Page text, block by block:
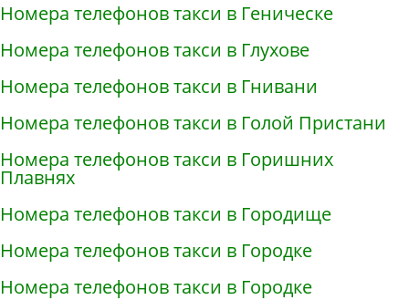
Номера телефонов такси в Геническе
Номера телефонов такси в Глухове
Номера телефонов такси в Гнивани
Номера телефонов такси в Голой Пристани
Номера телефонов такси в Горишних
Плавнях
Номера телефонов такси в Городище
Номера телефонов такси в Городке
Номера телефонов такси в Городке